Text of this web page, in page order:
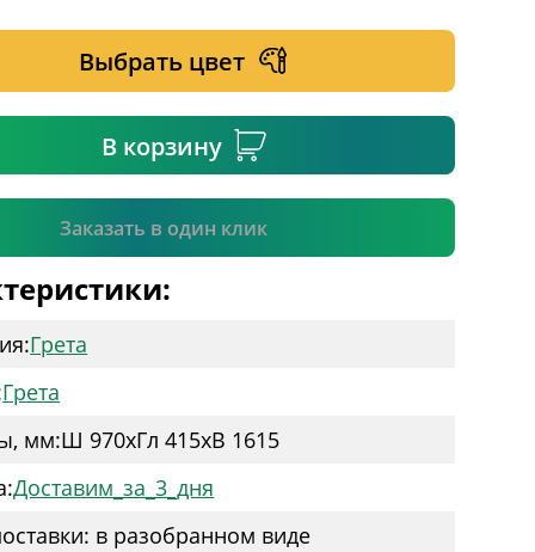
Выбрать цвет
В корзину
Заказать в один клик
поле
Подтвердить
Грета
Грета
мм:Ш 970xГл 415xВ 1615
Доставим_за_3_дня
в разобранном виде